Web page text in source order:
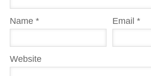
Name * Email*
Website